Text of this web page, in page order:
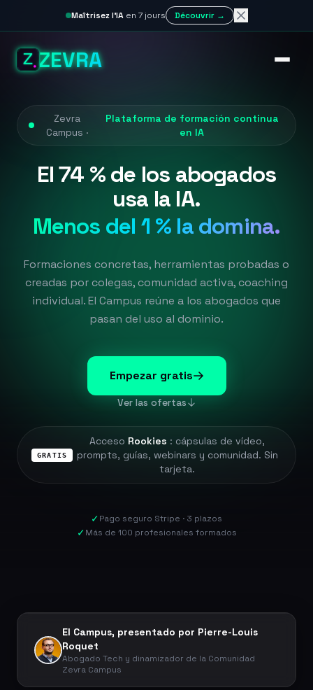
Maîtrisez l'IAen 7 jours Découvrir →
ZEVRA
Zevra
Campus ·
Plataforma de formación continua
en IA
El 74 % de los abogados
usa la IA.
Menos del 1 % la domina.
Formaciones concretas, herramientas probadas o
creadas por colegas, comunidad activa, coaching
individual. El Campus reúne a los abogados que
pasan del uso al dominio.
Empezar gratis
Ver las ofertas
GRATIS
Acceso Rookies : cápsulas de vídeo,
prompts, guías, webinars y comunidad. Sin
tarjeta.
✓Pago seguro Stripe · 3 plazos
✓Más de 100 profesionales formados
El Campus, presentado por Pierre-Louis
Roquet
Abogado Tech y dinamizador de la Comunidad
Zevra Campus